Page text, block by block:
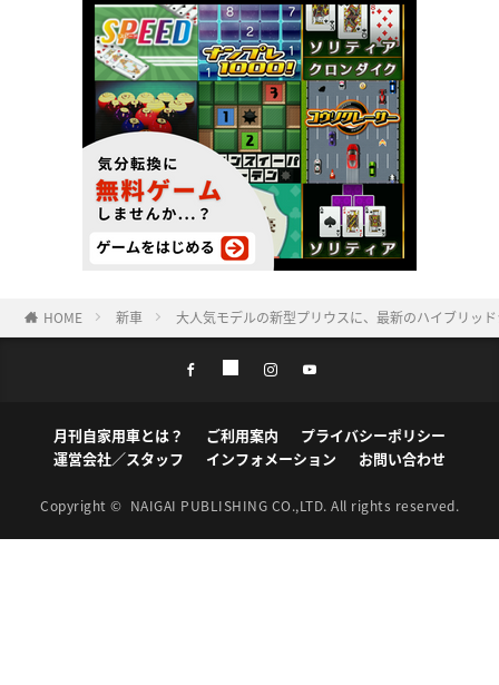
HOME 新車 大人気モデルの新型プリウスに、最新のハイブリッ
月刊自家用車とは？ ご利用案内
プライバシーポリシー
運営会社／スタッフ
インフォメーション お問い合わせ
Copyright © NAIGAI PUBLISHING CO.,LTD. All rights reserved.